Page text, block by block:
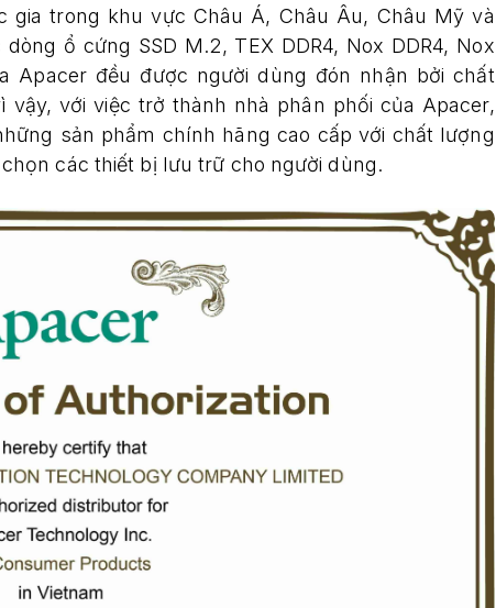
trong khu vực Châu Á, Châu Âu, Châu Mỹ và
ổ cứng SSD M.2, TEX DDR4, Nox DDR4, Nox
Apacer đều được người dùng đón nhận bởi chất
với việc trở thành nhà phân phối của Apacer,
sản phẩm chính hãng cao cấp với chất lượng
các thiết bị lưu trữ cho người dùng.